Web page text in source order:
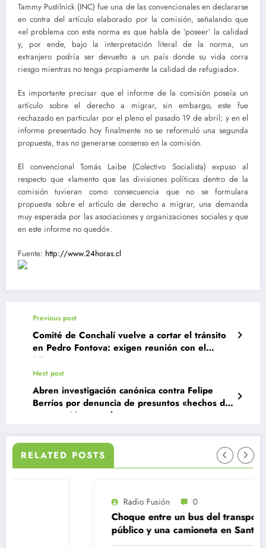
Tammy Pustilnick (INC) fue una de las convencionales en declararse
en contra del artículo elaborado por la comisión, señalando que
«el problema con esta norma es que habla de ‘poseer’ la calidad
y, por ende, bajo la interpretación literal de la norma, un
extranjero podría ser devuelto a un país donde su vida corra
riesgo mientras no tenga propiamente la calidad de refugiado».
Es importante precisar que el informe de la comisión poseía un
artículo sobre el derecho a migrar, sin embargo, este fue
rechazado en particular por el pleno el pasado 19 de abril; y en el
informe presentado hoy finalmente no se reformuló una segunda
propuesta, tras no generarse consenso en la comisión.
El convencional Tomás Laibe (Colectivo Socialista) expuso al
respecto que «lamento que las divisiones políticas dentro de la
comisión tuvieran como consecuencia que no se formulara
propuesta sobre el artículo de derecho a migrar, una demanda
muy esperada por las asociaciones y organizaciones sociales y que
en este informe no quedó».
Fuente: http://www.24horas.cl
Previous post
Comité de Conchalí vuelve a cortar el tránsito
en Pedro Fontova: exigen reunión con el
Minvu
Next post
Abren investigación canónica contra Felipe
Berríos por denuncia de presuntos «hechos de
connotación sexual»
RELATED POSTS
Radio Fusión 0
Choque entre un bus del transporte
público y una camioneta en Santiago